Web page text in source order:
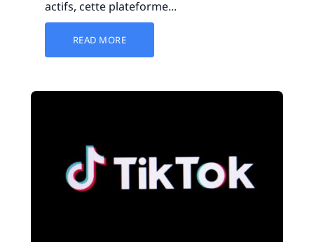
actifs, cette plateforme...
READ MORE